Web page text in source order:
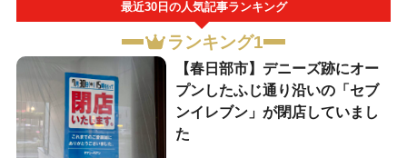
最近30日の人気記事ランキング
ランキング1
【春日部市】デニーズ跡にオー
プンしたふじ通り沿いの「セブ
ンイレブン」が閉店していまし
た